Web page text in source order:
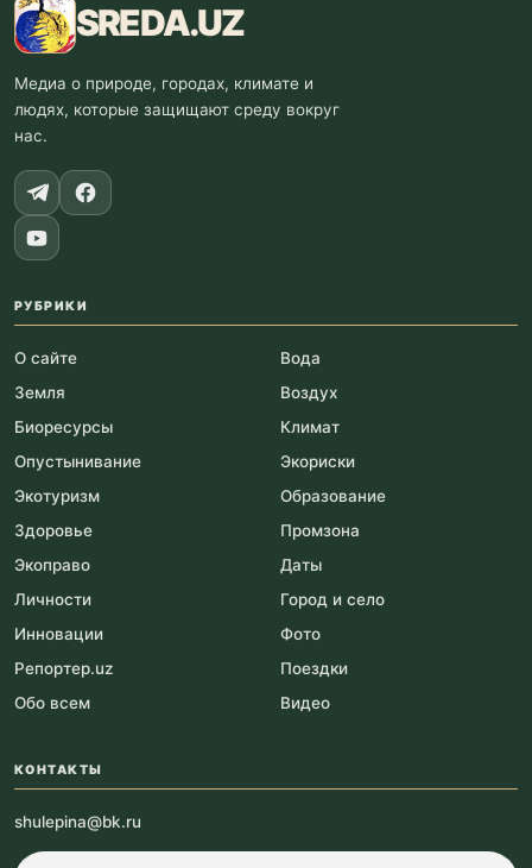
SREDA.UZ
Медиа о природе, городах, климате и
людях, которые защищают среду вокруг
нас.
РУБРИКИ
О сайте
Вода
Земля
Воздух
Биоресурсы
Климат
Опустынивание
Экориски
Экотуризм
Образование
Здоровье
Промзона
Экоправо
Даты
Личности
Город и село
Инновации
Фото
Репортер.uz
Поездки
Обо всем
Видео
КОНТАКТЫ
shulepina@bk.ru